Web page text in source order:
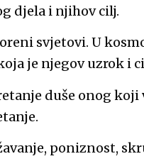
djela i njihov cilj.
svjetovi. U
je njegov uzrok i
duše onog koji
poniznost,